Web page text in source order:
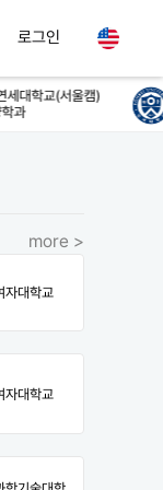
로그인
대학교(서울캠)
more >
자대학교
자대학교